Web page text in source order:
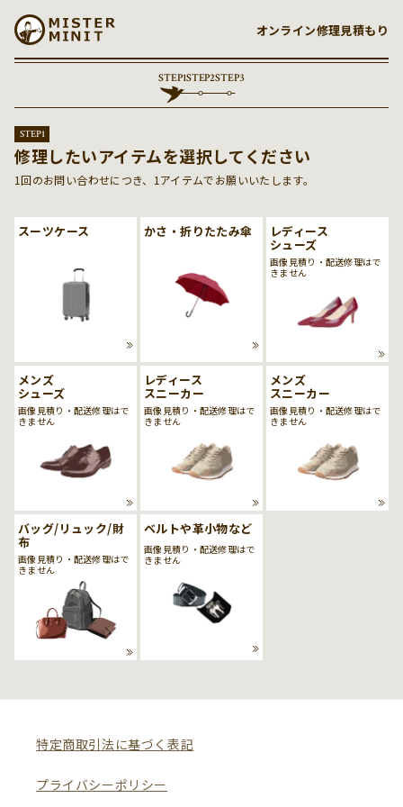
コンテンツに進む オンライン修理見積もり
STEP1STEP2STEP3
STEP1
修理したいアイテムを選択してください
1回のお問い合わせにつき、1アイテムでお願いいたします。
スーツケース かさ・折りたたみ傘 レディース
シューズ
画像見積り・配送修理はで
きません
メンズ
シューズ
画像見積り・配送修理はで
きません
レディース
スニーカー
画像見積り・配送修理はで
きません
メンズ
スニーカー
画像見積り・配送修理はで
きません
バッグ/リュック/財
布
画像見積り・配送修理はで
きません
ベルトや革小物など
画像見積り・配送修理はで
きません
特定商取引法に基づく表記
プライバシーポリシー